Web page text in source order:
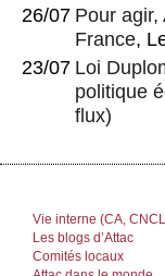
26/07 Pour agir,
France,
23/07 Loi
politique
flux)
Vie interne (CA,
Les blogs d’Attac
Comités locaux